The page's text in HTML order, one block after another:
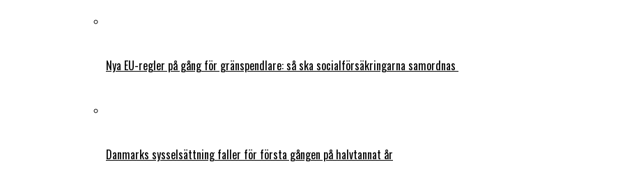
Nya EU-regler på gång för gränspendlare: så ska socialförsäkringarna samordnas
Danmarks sysselsättning faller för första gången på halvtannat år